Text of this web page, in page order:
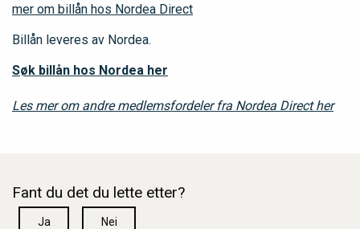
mer om billån hos Nordea Direct
Billån leveres av Nordea.
Søk billån hos Nordea her
Les mer om andre medlemsfordeler fra Nordea Direct her
Fant du det du lette etter?
Ja Nei